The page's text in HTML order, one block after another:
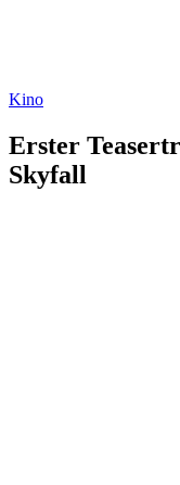
Kino
Erster
Skyfall